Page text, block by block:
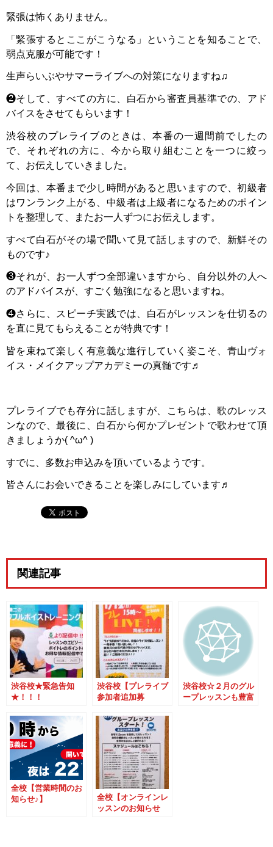
緊張は怖くありません。
「緊張するとここがこうなる」ということを知ることで、
弱点克服が可能です！
生声らいぶやサマーライブへの対策になりますね♫
❷そして、すべての方に、白石から審査員基準での、アド
バイスをさせてもらいます！
渋谷校のプレライブのときは、本番の一週間前でしたの
で、それぞれの方に、今から取り組むことを一つに絞っ
て、お伝えしていきました。
今回は、本番まで少し時間があると思いますので、初級者
はワンランク上がる、中級者は上級者になるためのポイン
トを整理して、またお一人ずつにお伝えします。
すべて白石がその場で聞いて見て話しますので、新鮮その
ものです♪
❸それが、お一人ずつ全部違いますから、自分以外の人へ
のアドバイスが、すごく勉強になると思いますね。
❹さらに、スピーチ実践では、白石がレッスンを仕切るの
を直に見てもらえることが特典です！
皆を束ねて楽しく有意義な進行していく姿こそ、青山ヴォ
イス・メイクアップアカデミーの真髄です♬
プレライブでも存分に話しますが、こちらは、歌のレッス
ンなので、最後に、白石から何かプレゼントで歌わせて頂
きましょうか( ^ω^ )
すでに、多数お申込みを頂いているようです。
皆さんにお会いできることを楽しみにしています♬
関連記事
渋谷校★緊急告知
★！！！
渋谷校【プレライブ
参加者追加募
渋谷校☆２月のグル
ープレッスンも豊富
全校【営業時間のお
知らせ♪】
全校【オンラインレ
ッスンのお知らせ